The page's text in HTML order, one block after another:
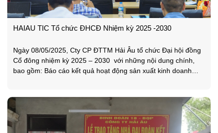
HAIAU TIC Tổ chức ĐHCĐ Nhiệm kỳ 2025 -2030
Ngày 08/05/2025, Cty CP ĐTTM Hải Âu tổ chức Đại hội đồng
Cổ đông nhiệm kỳ 2025 – 2030 với những nội dung chính,
bao gồm: Báo cáo kết quả hoạt động sản xuất kinh doanh